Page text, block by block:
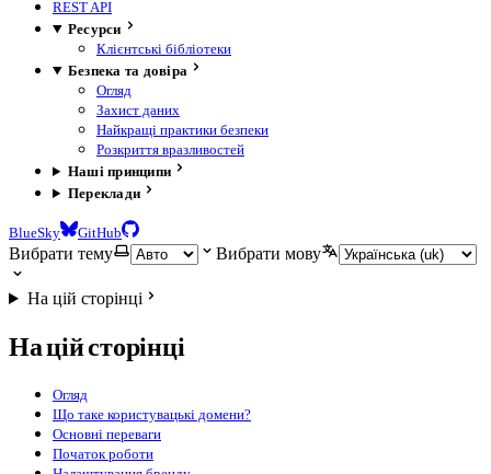
REST API
Ресурси
Клієнтські бібліотеки
Безпека та довіра
Огляд
Захист даних
Найкращі практики безпеки
Розкриття вразливостей
Наші принципи
Переклади
BlueSky GitHub
Вибрати тему Вибрати мову
На цій сторінці
На цій сторінці
Огляд
Що таке користувацькі домени?
Основні переваги
Початок роботи